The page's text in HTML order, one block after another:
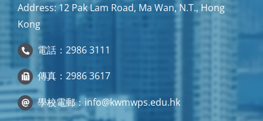
Address: 12 Pak Lam Road, Ma Wan, N.T., Hong
Kong
電話：2986 3111
傳真：2986 3617
學校電郵： info@kwmwps.edu.hk